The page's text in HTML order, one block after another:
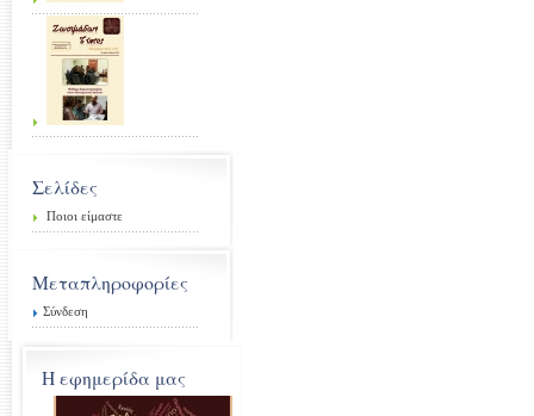
Η εφημερίδα μας
Σελίδες
Ποιοι είμαστε
Μεταπληροφορίες
Σύνδεση